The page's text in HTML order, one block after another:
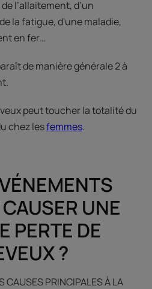
l’allaitement, d’un
la fatigue, d'une maladie,
en fer…
de manière générale 2 à
peut toucher la totalité du
chez lesfemmes.
UNE
PERTE DE
?
CAUSES PRINCIPALES À LA